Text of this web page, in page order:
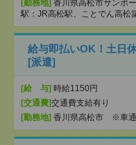
[勤務地] 香川県高松市サンポ
駅：JR高松駅、ことでん高松
給与即払いOK！土日
[派遣]
[給 与] 時給1150円
[交通費]交通費支給有り
[勤務地] 香川県高松市 ※車通